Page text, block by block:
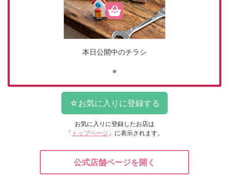
本日公開中のチラシ
お気に入りに登録したお店は
「 トップページ 」に表示されます。
公式店舗ページを開く